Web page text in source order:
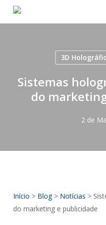
3D
Sistemas
do
2 de
Início > Blog> Notícias >
do marketing e publicidade